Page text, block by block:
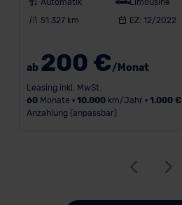
51.327 km
EZ: 12/2022
ab 200 €/Monat
Leasing inkl. MwSt.
60Monate • 10.000km/Jahr • 1.000 €
Anzahlung (anpassbar)